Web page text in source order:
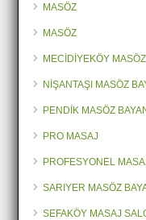
MASÖZ
MASÖZ
MECİDİYEKÖY
NİŞANTAŞI MASÖZ
PENDİK MASÖZ
PRO MASAJ
PROFESYONEL
SARIYER MASÖZ
SEFAKÖY MASAJ